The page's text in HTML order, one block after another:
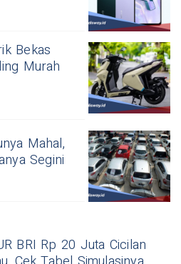
Bekas
Murah
Mahal,
Segini
BRI Rp 20 Juta Cicilan